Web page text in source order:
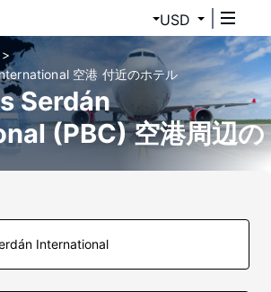
USD
空港 付近のホテル
Serdán
(PBC) 空港周辺の